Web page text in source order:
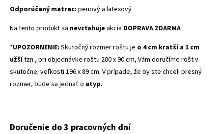
Odporúčaný matrac: penový a latexový
Na tento produkt sa nevzťahuje akcia DOPRAVA ZDARMA
*UPOZORNENIE: Skutočný rozmer roštu je o 4 cm kratší a 1 cm
užšítzn., pri objednávke roštu 200 x 90 cm, Vám doručíme rošt v
skutočnej veľkosti 196 x 89 cm. V prípade, že by ste chceli presný
rozmer, bude sa jednať o atyp.
Doručenie do 3 pracovných dní